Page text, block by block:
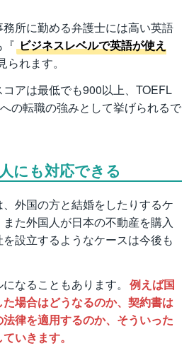
所に勤める弁護士には高い英語
『 ビジネスレベルで英語が使え
れます。
アは最低でも900以上、TOEFL
の転職の強みとして挙げられるで
にも対応できる
外国の方と結婚をしたりするケ
た外国人が日本の不動産を購入
設立するようなケースは今後も
なることもあります。 例えば国
場合はどうなるのか、契約書は
律を適用するのか、そういった
いきます。